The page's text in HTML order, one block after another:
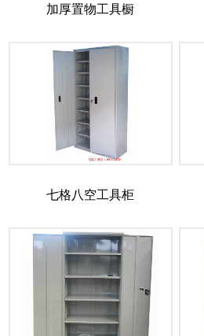
加厚置物工具橱
七格八空工具柜